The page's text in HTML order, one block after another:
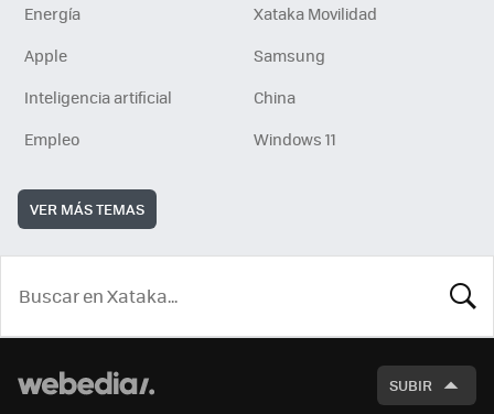
Energía
Xataka Movilidad
Apple
Samsung
Inteligencia artificial
China
Empleo
Windows 11
VER MÁS TEMAS
SUBIR